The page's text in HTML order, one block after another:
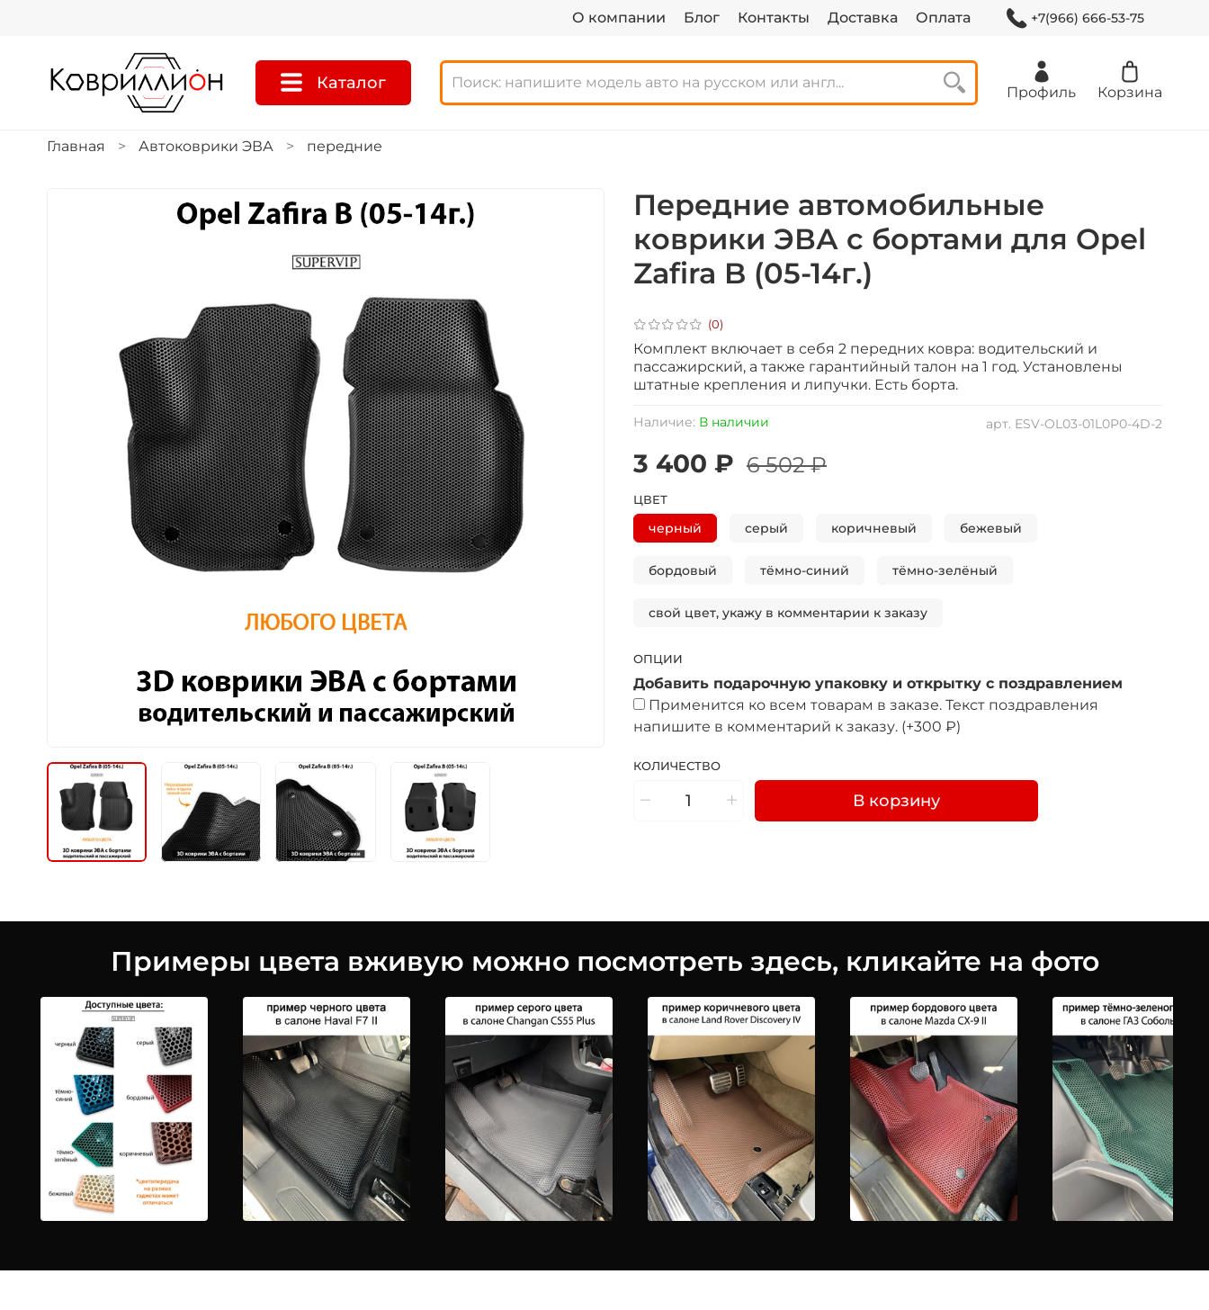
О компании Блог Контакты Доставка Оплата +7(966) 666-53-75
Каталог Профиль Корзина
Главная Автоковрики ЭВА передние
(0)
арт. ESV-OL03-01L0P0-4D-2
Наличие: В наличии
Передние автомобильные
коврики ЭВА с бортами для Opel
Zafira B (05-14г.)
3 400 ₽ 6 502 ₽
КОЛИЧЕСТВО
В корзину
ЦВЕТ
черный серый коричневый бежевый
бордовый тёмно-синий тёмно-зелёный
свой цвет, укажу в комментарии к заказу
ОПЦИИ
Добавить подарочную упаковку и открытку с поздравлением
Применится ко всем товарам в заказе. Текст поздравления
напишите в комментарий к заказу. (+300 ₽)
Комплект включает в себя 2 передних ковра: водительский и
пассажирский, а также гарантийный талон на 1 год. Установлены
штатные крепления и липучки. Есть борта.
Примеры цвета вживую можно посмотреть здесь, кликайте на фото